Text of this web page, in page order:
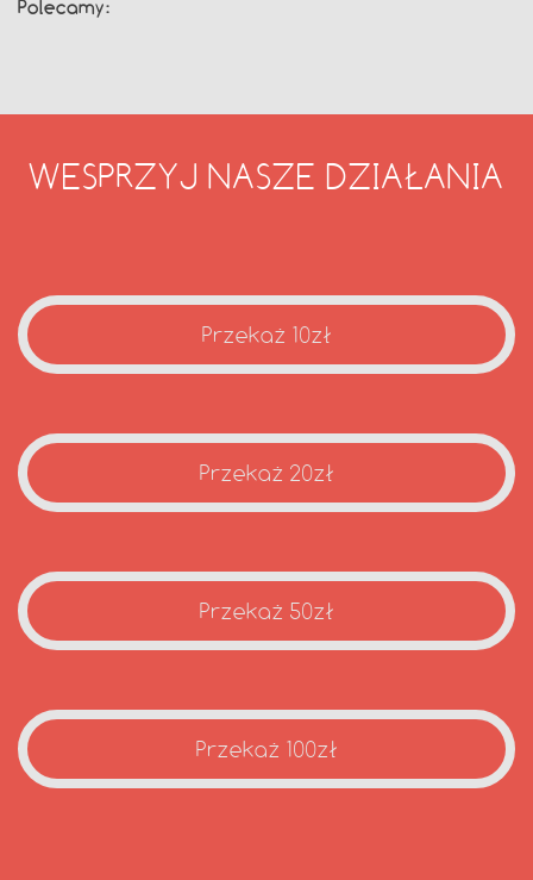
Polecamy:
WESPRZYJ NASZE DZIAŁANIA
Przekaż 10zł
Przekaż 20zł
Przekaż 50zł
Przekaż 100zł